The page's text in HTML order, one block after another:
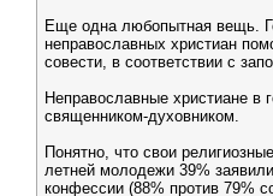
Еще одна любопытная вещь.
неправославных христиан
совести, в соответствии с
Неправославные христиане
священником-духовником.
Понятно, что свои
летней молодежи 39%
конфессии (88% против 79%